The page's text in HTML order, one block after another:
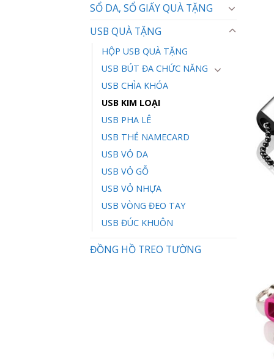
SỔ DA, SỔ GIẤY QUÀ TẶNG
USB QUÀ TẶNG
HỘP USB QUÀ TẶNG
USB BÚT ĐA CHỨC NĂNG
USB CHÌA KHÓA
USB KIM LOẠI
USB PHA LÊ
USB THẺ NAMECARD
USB VỎ DA
USB VỎ GỖ
USB VỎ NHỰA
USB VÒNG ĐEO TAY
USB ĐÚC KHUÔN
ĐỒNG HỒ TREO TƯỜNG